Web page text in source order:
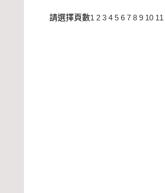
請選擇頁數1 2 3 4 5 6 7 8 9 10 11